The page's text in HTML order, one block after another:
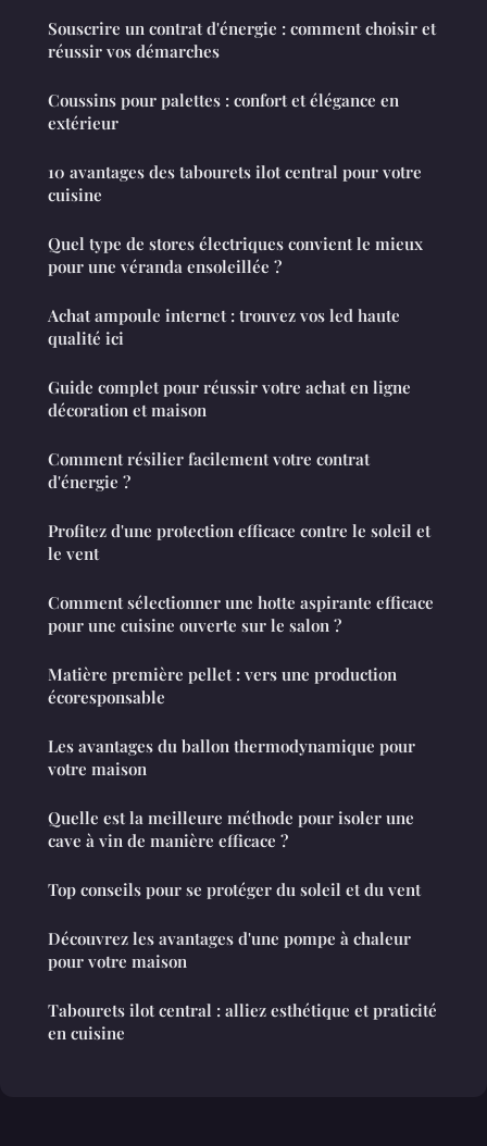
Souscrire un contrat d'énergie : comment choisir et
réussir vos démarches
Coussins pour palettes : confort et élégance en
extérieur
10 avantages des tabourets ilot central pour votre
cuisine
Quel type de stores électriques convient le mieux
pour une véranda ensoleillée ?
Achat ampoule internet : trouvez vos led haute
qualité ici
Guide complet pour réussir votre achat en ligne
décoration et maison
Comment résilier facilement votre contrat
d'énergie ?
Profitez d'une protection efficace contre le soleil et
le vent
Comment sélectionner une hotte aspirante efficace
pour une cuisine ouverte sur le salon ?
Matière première pellet : vers une production
écoresponsable
Les avantages du ballon thermodynamique pour
votre maison
Quelle est la meilleure méthode pour isoler une
cave à vin de manière efficace ?
Top conseils pour se protéger du soleil et du vent
Découvrez les avantages d'une pompe à chaleur
pour votre maison
Tabourets ilot central : alliez esthétique et praticité
en cuisine